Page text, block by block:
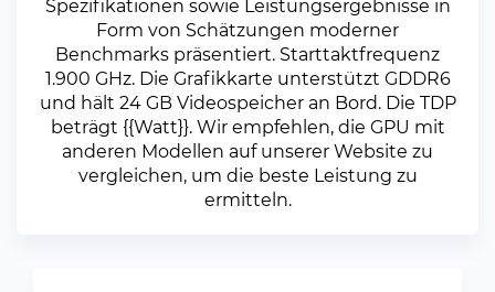
Spezifikationen sowie Leistungsergebnisse in
Form von Schätzungen moderner
Benchmarks präsentiert. Starttaktfrequenz
1.900 GHz. Die Grafikkarte unterstützt GDDR6
und hält 24 GB Videospeicher an Bord. Die TDP
beträgt {{Watt}}. Wir empfehlen, die GPU mit
anderen Modellen auf unserer Website zu
vergleichen, um die beste Leistung zu
ermitteln.